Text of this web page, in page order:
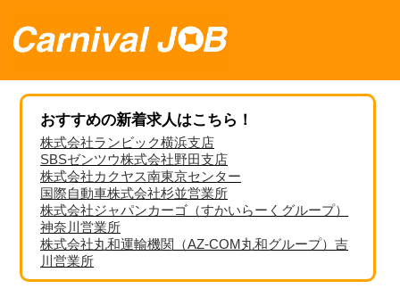
おすすめの新着求人はこちら！
株式会社ランビック横浜支店
SBSゼンツウ株式会社野田支店
株式会社カクヤス南東京センター
国際自動車株式会社杉並営業所
株式会社ジャパンカーゴ（すかいらーくグループ）
神奈川営業所
株式会社丸和運輸機関（AZ-COM丸和グループ）吉
川営業所